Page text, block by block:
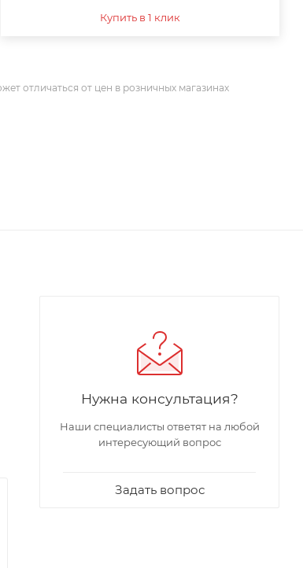
Купить в 1 клик
отличаться от цен в розничных магазинах
Нужна консультация?
Наши специалисты ответят на любой
интересующий вопрос
Задать вопрос